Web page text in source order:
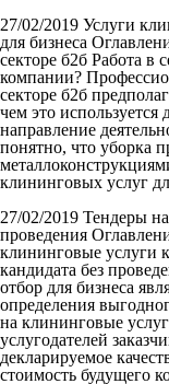
27/02/2019 Услуги
для бизнеса
секторе б2б Работа в
компании?
секторе б2б
чем это
направление
понятно, что уборка
клининговых услуг
27/02/2019 Тендеры
проведения
клининговые услуги
кандидата без
отбор для бизнеса
определения
на клининговые
услугодателей
декларируемое
стоимость будущего